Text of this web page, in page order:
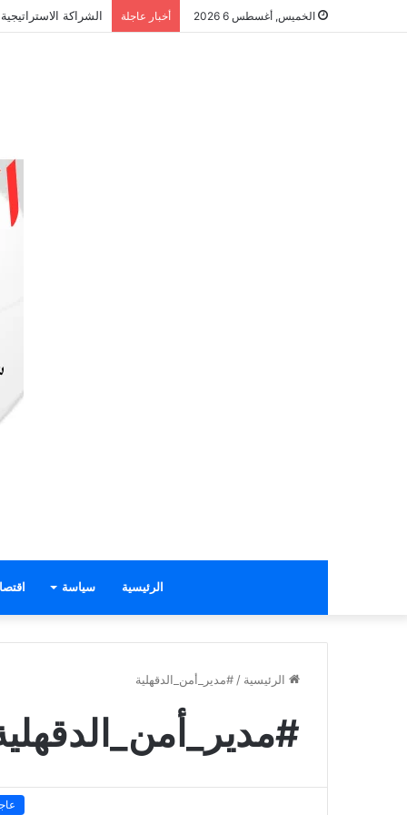
الخميس, أغسطس 6 2026 أخبار عاجلة الشراكة
الرئيسية سياسة
الرئيسية / #مدير_أمن_الدقهلية